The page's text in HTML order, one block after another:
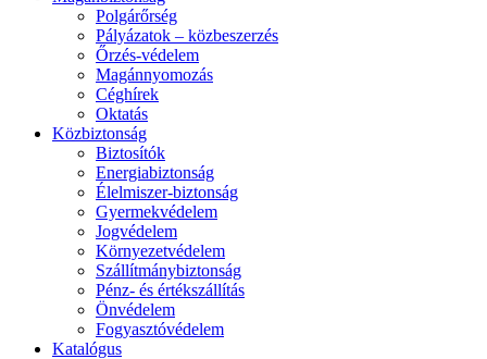
Polgárőrség
Pályázatok – közbeszerzés
Őrzés-védelem
Magánnyomozás
Céghírek
Oktatás
Közbiztonság
Biztosítók
Energiabiztonság
Élelmiszer-biztonság
Gyermekvédelem
Jogvédelem
Környezetvédelem
Szállítmánybiztonság
Pénz- és értékszállítás
Önvédelem
Fogyasztóvédelem
Katalógus